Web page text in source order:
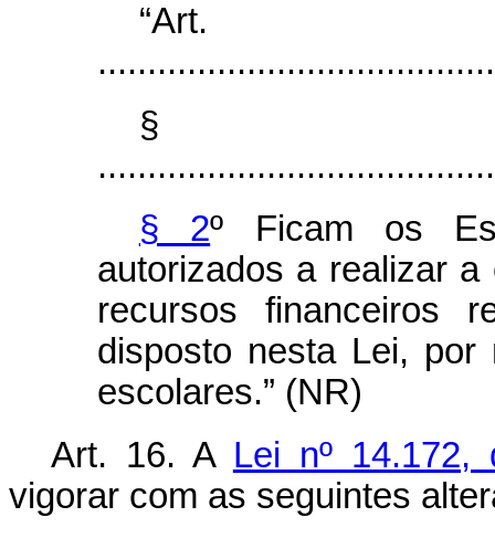
§
§ 2º Ficam os
autorizados a realizar
recursos financeiros
disposto nesta Lei,
escolares.” (NR)
Art. 16. A Lei nº
vigorar com as seguintes